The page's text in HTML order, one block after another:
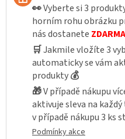
👀Vyberte si 3
horním rohu obrázku
nás dostanete
🛒Jakmile vložíte 3
automaticky se vám
produkty💰
🎁V případě nákupu
aktivuje sleva na
v případě nákupu 3 ks
Podmínky akce